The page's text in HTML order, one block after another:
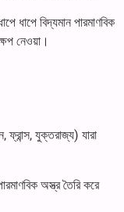
ধাপে বিদ্যমান পারমাণবিক
নেওয়া।
ফ্রান্স, যুক্তরাজ্য) যারা
অস্ত্র তৈরি করে